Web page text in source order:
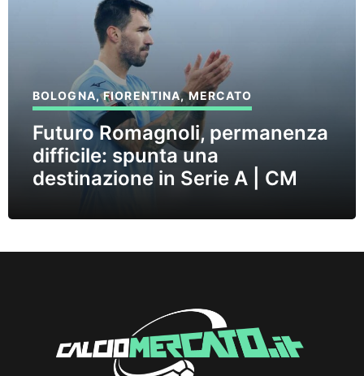
BOLOGNA,FIORENTINA,MERCATO
Futuro Romagnoli, permanenza
difficile: spunta una
destinazione in Serie A | CM